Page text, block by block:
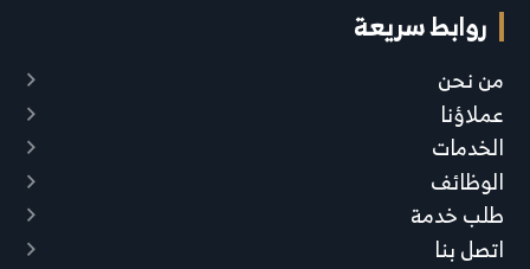
روابط سريعة
من نحن
عملاؤنا
الخدمات
الوظائف
طلب خدمة
اتصل بنا